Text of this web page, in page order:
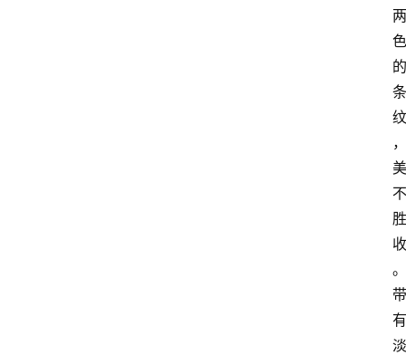
两
色
的
条
纹
，
美
不
胜
收
。
带
有
淡